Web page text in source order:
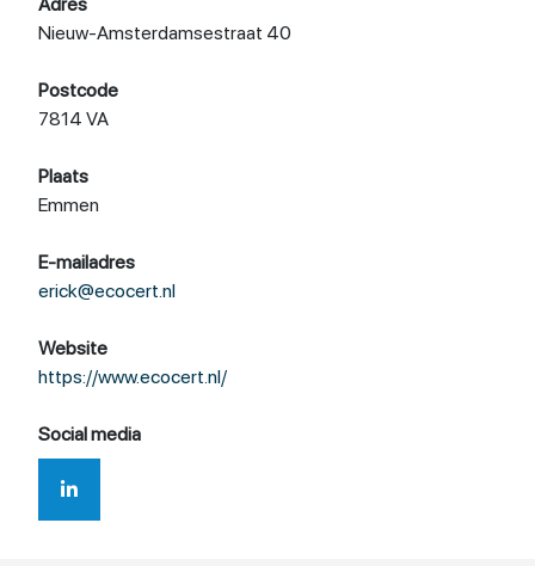
Nieuw-Amsterdamsestraat 40
Postcode
7814 VA
Plaats
Emmen
E-mailadres
erick@ecocert.nl
Website
https://www.ecocert.nl/
Social media